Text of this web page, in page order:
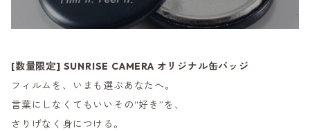
[数量限定] SUNRISE CAMERA オリジナル缶バッジ
フィルムを、いまも選ぶあなたへ。
言葉にしなくてもいいその“好き”を、
さりげなく身につける。